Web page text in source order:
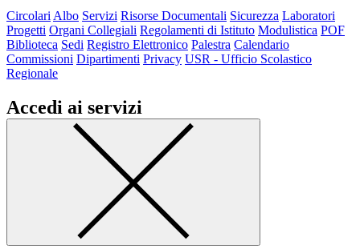
Circolari Albo Servizi Risorse Documentali Sicurezza Laboratori
Progetti Organi Collegiali Regolamenti di Istituto Modulistica POF
Biblioteca Sedi Registro Elettronico Palestra Calendario
Commissioni Dipartimenti Privacy USR - Ufficio Scolastico
Regionale
Accedi ai servizi